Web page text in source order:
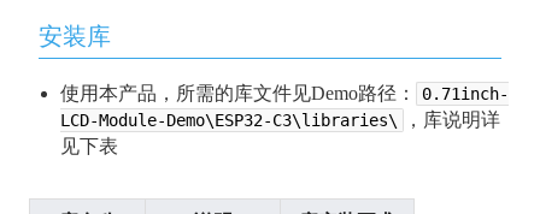
安装库
使用本产品，所需的库文件见Demo路径：
0.71inch-
LCD-Module-Demo\ESP32-C3\libraries\
，库说明详
见下表